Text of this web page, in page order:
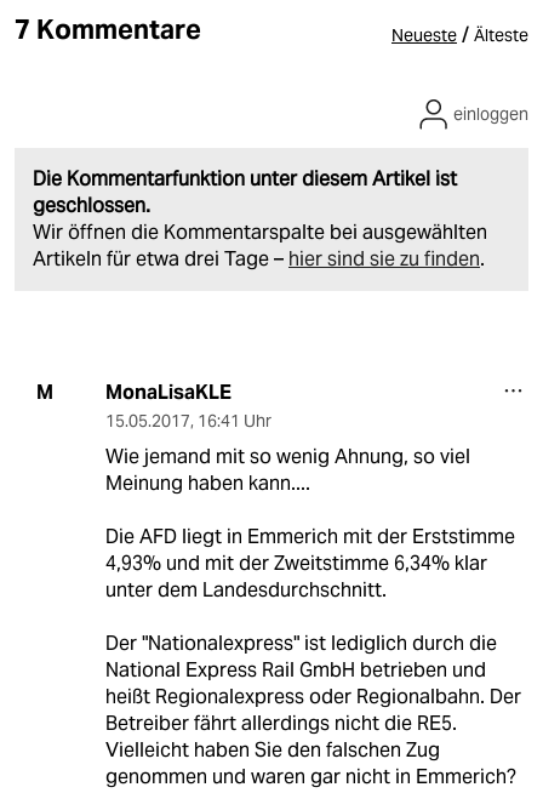
7 Kommentare Neueste / Älteste
Die Kommentarfunktion unter diesem Artikel ist
geschlossen.
Wir öffnen die Kommentarspalte bei ausgewählten
Artikeln für etwa drei Tage – hier sind sie zu finden.
einloggen
M MonaLisaKLE
15.05.2017, 16:41 Uhr
Wie jemand mit so wenig Ahnung, so viel
Meinung haben kann....
Die AFD liegt in Emmerich mit der Erststimme
4,93% und mit der Zweitstimme 6,34% klar
unter dem Landesdurchschnitt.
Der "Nationalexpress" ist lediglich durch die
National Express Rail GmbH betrieben und
heißt Regionalexpress oder Regionalbahn. Der
Betreiber fährt allerdings nicht die RE5.
Vielleicht haben Sie den falschen Zug
genommen und waren gar nicht in Emmerich?